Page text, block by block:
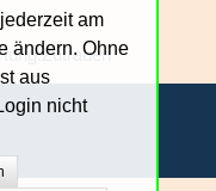
am
ändern. Ohne
aus
nicht